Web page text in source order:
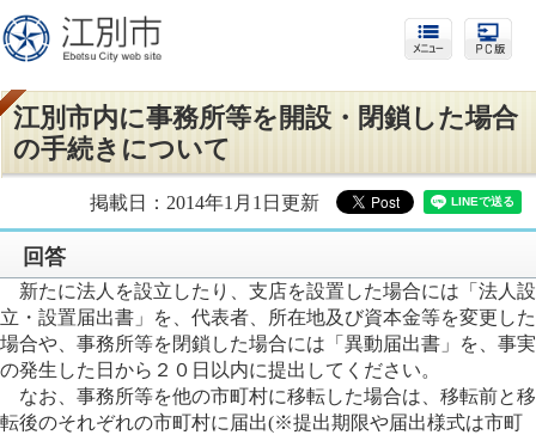
江別市内に事務所等を開設・閉鎖した場合
の手続きについて
掲載日：2014年1月1日更新
回答
新たに法人を設立したり、支店を設置した場合には「法人設
立・設置届出書」を、代表者、所在地及び資本金等を変更した
場合や、事務所等を閉鎖した場合には「異動届出書」を、事実
の発生した日から２０日以内に提出してください。
なお、事務所等を他の市町村に移転した場合は、移転前と移
転後のそれぞれの市町村に届出(※提出期限や届出様式は市町